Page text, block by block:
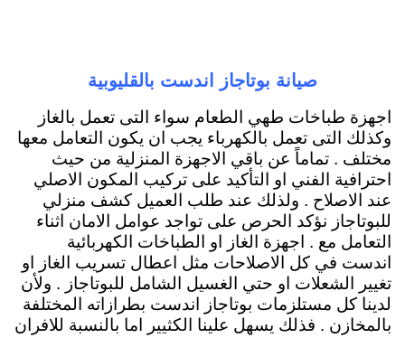
صيانة بوتاجاز اندست بالقليوبية
اجهزة طباخات طهي الطعام سواء التى تعمل بالغاز
وكذلك التى تعمل بالكهرباء يجب ان يكون التعامل معها
مختلف . تماماً عن باقي الاجهزة المنزلية من حيث
احترافية الفني او التأكيد على تركيب المكون الاصلي
عند الاصلاح . ولذلك عند طلب العميل كشف منزلي
للبوتاجاز نؤكد الحرص على تواجد عوامل الامان اثناء
التعامل مع . اجهزة الغاز او الطباخات الكهربائية
اندست في كل الاصلاحات مثل اعطال تسريب الغاز او
تغيير الشعلات او حتي الغسيل الشامل للبوتاجاز . ولأن
لدينا كل مستلزمات بوتاجاز اندست بطرازاته المختلفة
بالمخازن . فذلك يسهل علينا الكثيير اما بالنسبة للافران